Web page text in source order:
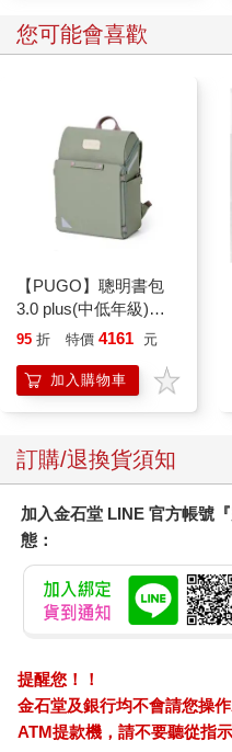
您可能會喜歡
【PUGO】聰明書包
3.0 plus(中低年級)沙
綠 全新進化玩美上市
95 折 特價 4161 元
加入購物車
訂購/退換貨須知
加入金石堂 LINE 官方帳號
態：
提醒您！！
金石堂及銀行均不會請您操
ATM提款機，請不要聽從指